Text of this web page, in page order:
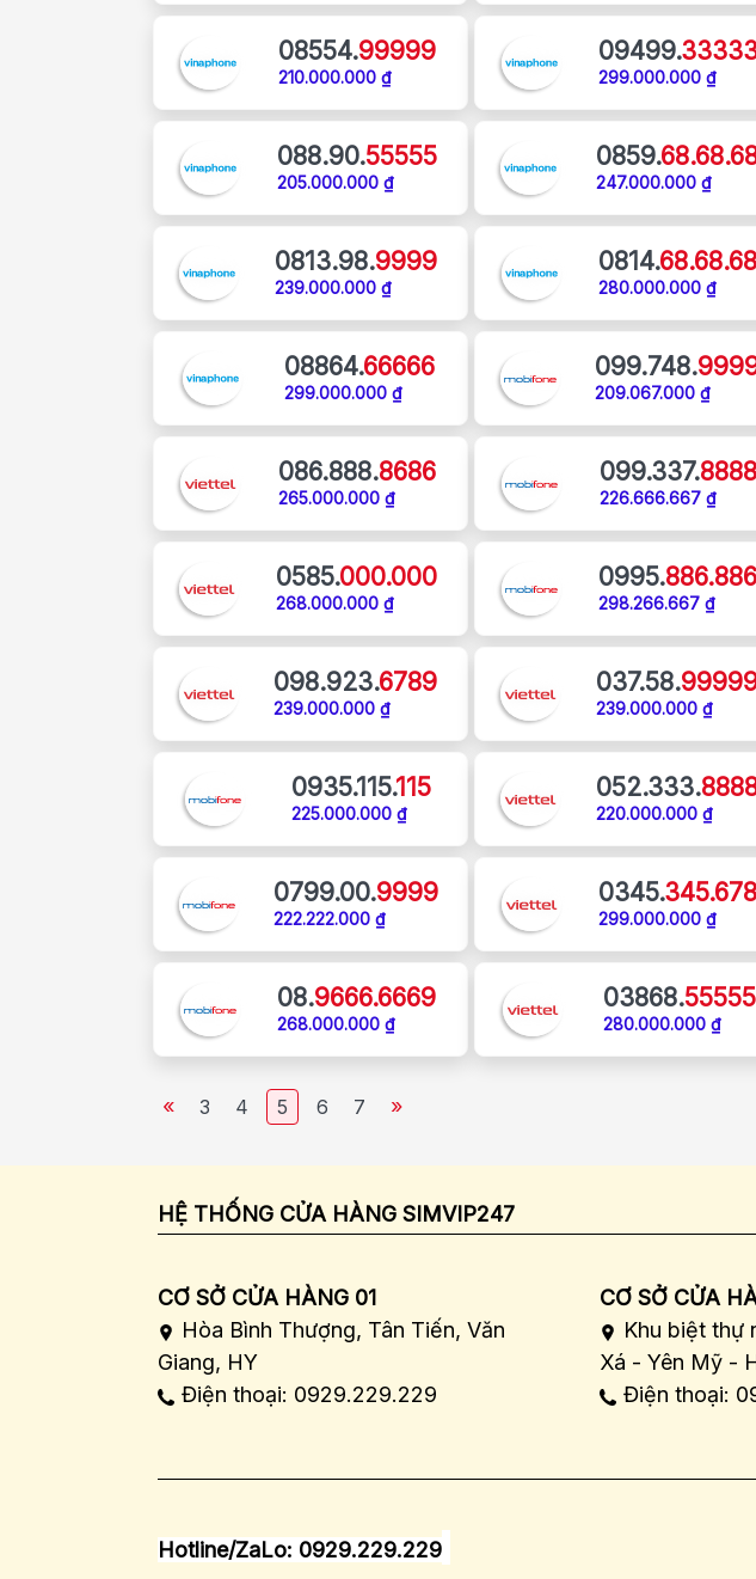
08554.99999
210.000.000 ₫
09499.
299.000.000 ₫
088.90.55555
205.000.000 ₫
0859.
247.000.000 ₫
0813.98.9999
239.000.000 ₫
0814.68.68.68
280.000.000 ₫
08864.66666
299.000.000 ₫
099.748.
209.067.000 ₫
086.888.8686
265.000.000 ₫
099.337.8888
226.666.667 ₫
0585.000.000
268.000.000 ₫
0995.886.886
298.266.667 ₫
098.923.6789
239.000.000 ₫
037.58.
239.000.000 ₫
0935.115.115
225.000.000 ₫
052.333.
220.000.000 ₫
0799.00.9999
222.222.000 ₫
0345.345.678
299.000.000 ₫
08.9666.6669
268.000.000 ₫
03868.55555
280.000.000 ₫
« 3 4 5 6 7 »
HỆ THỐNG CỬA HÀNG SIMVIP247
CƠ SỞ CỬA HÀNG 01
Hòa Bình Thượng, Tân Tiến, Văn
Giang, HY
Điện thoại: 0929.229.229
CƠ SỞ CỬA
Khu biệt thự
Xá - Yên Mỹ -
Điện thoại:
Hotline/ZaLo: 0929.229.229